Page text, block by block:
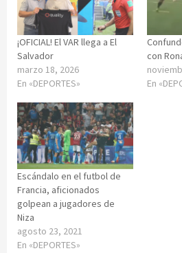
¡OFICIAL! El VAR llega a El
Salvador
marzo 18, 2026
En «DEPORTES»
con
En
Escándalo en el futbol de
Francia, aficionados
golpean a jugadores de
Niza
agosto 23, 2021
En «DEPORTES»